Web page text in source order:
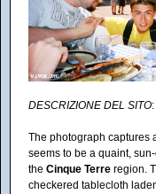
DESCRIZIONE DEL SITO:
The photograph captures
seems to be a quaint,
the Cinque Terre region.
checkered tablecloth